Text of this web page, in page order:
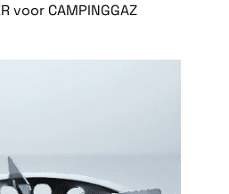
voor CAMPINGGAZ